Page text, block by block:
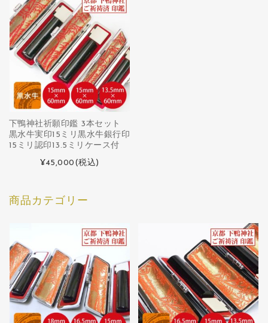
下鴨神社祈願印鑑 3本セット
黒水牛実印15ミリ黒水牛銀行印
15ミリ認印13.5ミリケース付
¥45,000 (税込)
商品カテゴリー